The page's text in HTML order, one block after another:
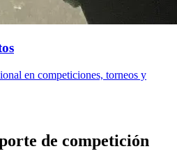
en competiciones, torneos y
de competición